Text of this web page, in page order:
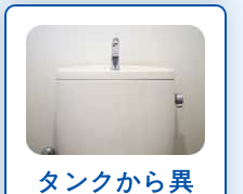
タンクから異